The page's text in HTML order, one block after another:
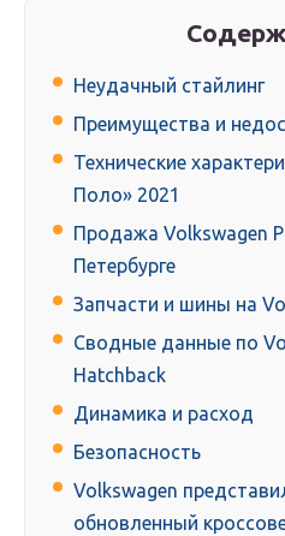
Неудачный стайлинг
Преимущества и
Технические
Поло» 2021
Продажа Volkswagen
Петербурге
Запчасти и шины на
Сводные данные по
Hatchback
Динамика и расход
Безопасность
Volkswagen
обновленный